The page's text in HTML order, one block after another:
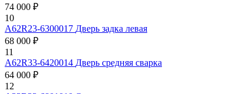
74 000 ₽
10
А62R23-6300017 Дверь задка левая
68 000 ₽
11
А62R33-6420014 Дверь средняя сварка
64 000 ₽
12